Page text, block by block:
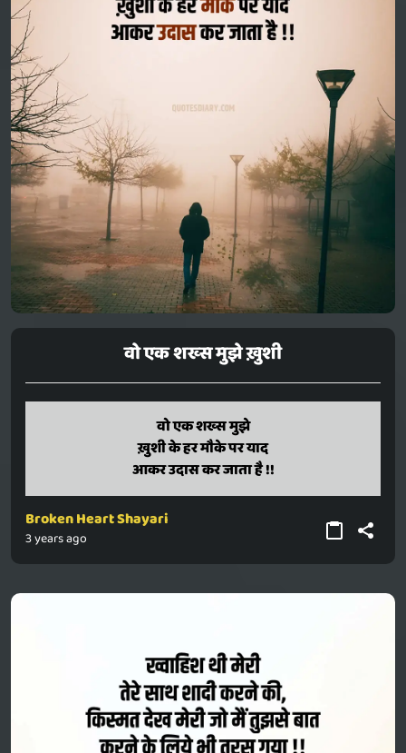
वो एक शख्स मुझे ख़ुशी
वो एक शख्स मुझे
ख़ुशी के हर मौके पर याद
आकर उदास कर जाता है !!
wo ek shakhs mujhe
khushi ke har mauke par yaad
aakar udaas kar jaata hai !!
Broken Heart Shayari
3 years ago